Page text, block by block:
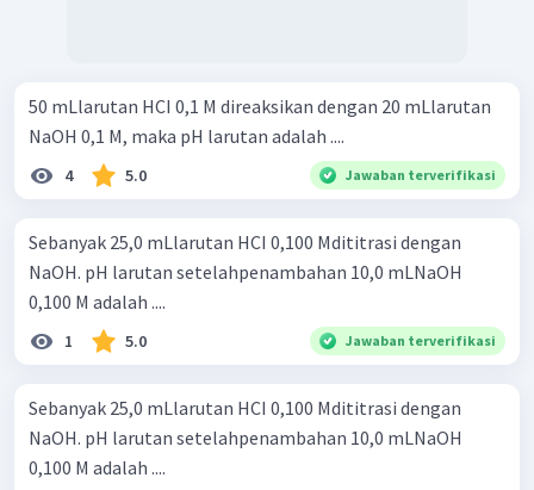
50 mLlarutan HCI 0,1 M direaksikan dengan 20 mLlarutan
NaOH 0,1 M, maka pH larutan adalah ....
4 5.0 Jawaban terverifikasi
Sebanyak 25,0 mLlarutan HCI 0,100 Mdititrasi dengan
NaOH. pH larutan setelahpenambahan 10,0 mLNaOH
0,100 M adalah ....
1 5.0 Jawaban terverifikasi
Sebanyak 25,0 mLlarutan HCI 0,100 Mdititrasi dengan
NaOH. pH larutan setelahpenambahan 10,0 mLNaOH
0,100 M adalah ....